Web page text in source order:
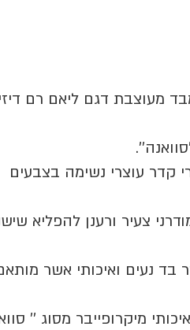
מעוצבת דגם ליאם רם
קדר עוצרי נשימה בצבעים
צעיר ורענן להפליא
בד נעים ואיכותי אשר
מיקרופייבר מסוג ''